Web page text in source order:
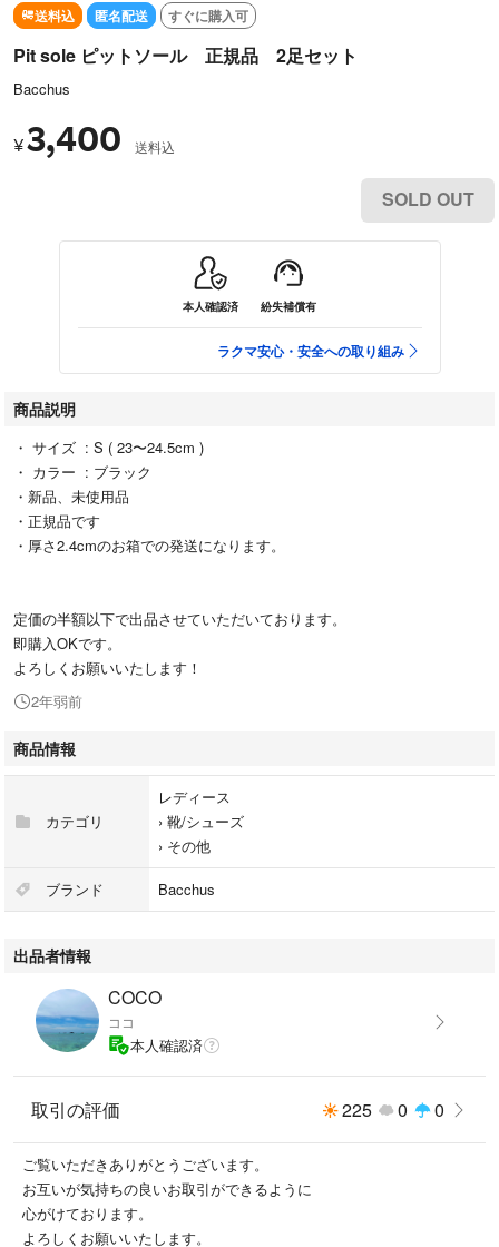
送料込 匿名配送 すぐに購入可
Pit sole ピットソール 正規品 2足セット
Bacchus
¥3,400 送料込
SOLD OUT
本人確認済 紛失補償有
ラクマ安心・安全への取り組み
商品説明
・ サイズ : S ( 23〜24.5cm )
・ カラー : ブラック
・新品、未使用品
・正規品です
・厚さ2.4cmのお箱での発送になります。
定価の半額以下で出品させていただいております。
即購入OKです。
よろしくお願いいたします！
2年弱前
商品情報
カテゴリ
レディース
› 靴/シューズ
› その他
ブランド Bacchus
出品者情報
COCO
ココ
本人確認済
取引の評価 225 0 0
ご覧いただきありがとうございます。
お互いが気持ちの良いお取引ができるように
心がけております。
よろしくお願いいたします。